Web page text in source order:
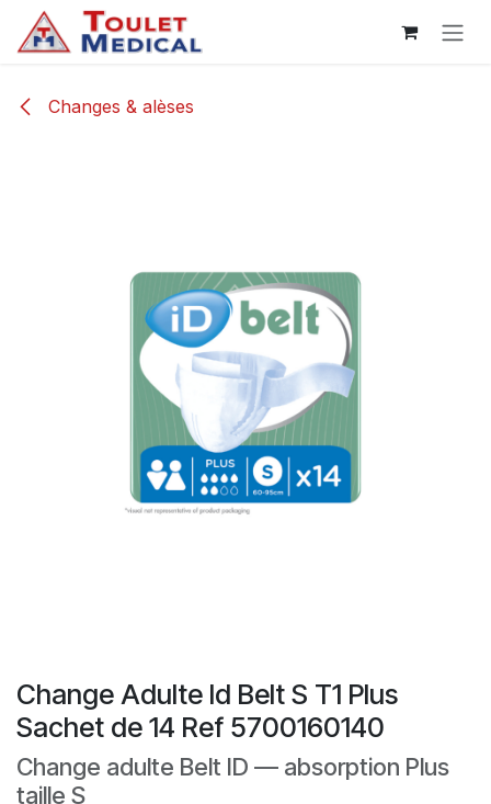
Se rendre au contenu
Changes & alèses
Change Adulte Id Belt S T1 Plus
Sachet de 14 Ref 5700160140
Change adulte Belt ID — absorption Plus
taille S